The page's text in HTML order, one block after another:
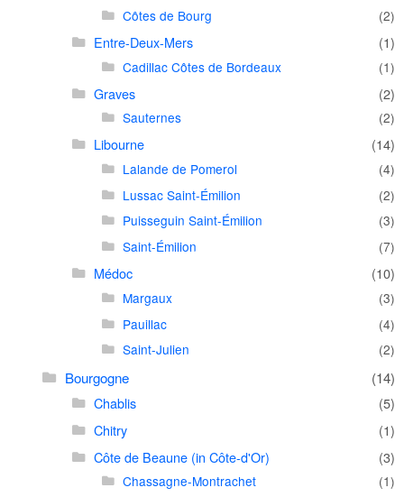
Côtes de Bourg
(2)
Entre-Deux-Mers (1)
Cadillac Côtes de Bordeaux (1)
Graves (2)
Sauternes (2)
Libourne (14)
Lalande de Pomerol
(4)
Lussac Saint-Émilion
(2)
Puisseguin Saint-Émilion
(3)
Saint-Émilion
(7)
Médoc (10)
Margaux
(3)
Pauillac
(4)
Saint-Julien
(2)
Bourgogne
(14)
Chablis
(5)
Chitry
(1)
Côte de Beaune (in Côte-d'Or)
(3)
Chassagne-Montrachet
(1)